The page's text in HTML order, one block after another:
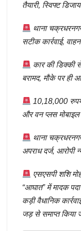
तैयारी, स्व‍िफ्ट
थाना
सटीक कार्रवाई,
कार की डिक्की
बरामद, मौके पर ही
10,18,000
और वन प्लस मोबाइल
थाना
अपराध दर्ज, आरोपी
एसएसपी शशि
“आघात” में मादक
कड़ी वैधानिक
जड़ से समाप्त किया